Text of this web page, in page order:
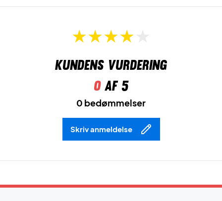
Kundens vurdering
0af 5
0 bedømmelser
Skriv anmeldelse